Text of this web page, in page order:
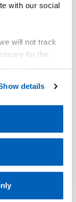
with our social
will not track
for the
- Cookie
the following
details